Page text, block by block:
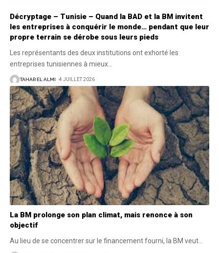
Décryptage – Tunisie – Quand la BAD et la BM invitent
les entreprises à conquérir le monde… pendant que leur
propre terrain se dérobe sous leurs pieds
Les représentants des deux institutions ont exhorté les
entreprises tunisiennes à mieux
TAHAR EL ALMI 4 JUILLET 2026
La BM prolonge son plan climat, mais renonce à son
objectif
Au lieu de se concentrer sur le financement fourni, la BM veut…